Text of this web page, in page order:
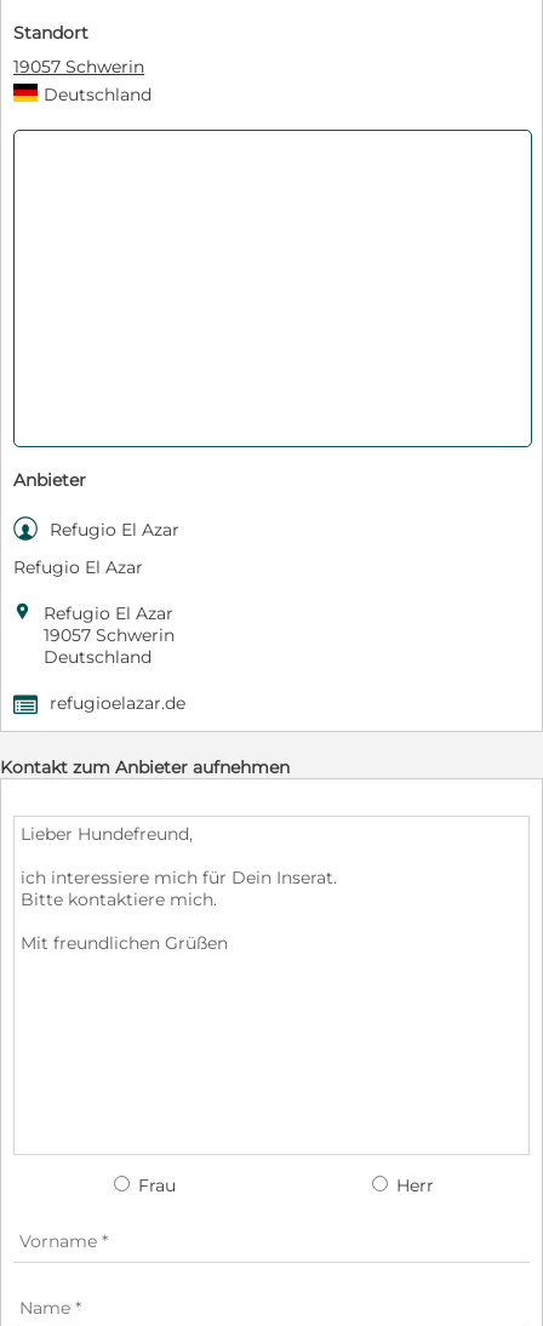
Standort
19057 Schwerin
Deutschland
Anbieter

Refugio El Azar
Refugio El Azar

Refugio El Azar
19057 Schwerin
Deutschland
, refugioelazar.de
Kontakt zum Anbieter aufnehmen
Frau Herr